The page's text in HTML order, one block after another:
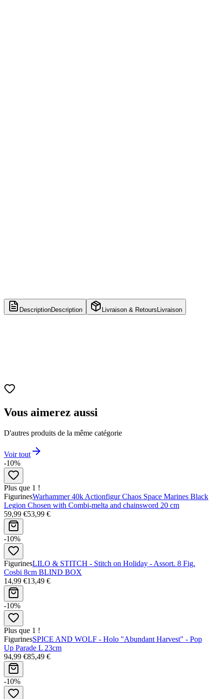
DescriptionDescription Livraison & Retours Livraison
Vous aimerez aussi
D'autres produits de la même catégorie
Voir tout
-10%
Plus que 1 !
FigurinesWarhammer 40k Actionfigur Chaos Space Marines Black
Legion Chosen with Combi-melta and chainsword 20 cm
59,99 €53,99 €
-10%
FigurinesLILO & STITCH - Stitch on Holiday - Assort. 8 Fig.
Cosbi 8cm BLIND BOX
14,99 €13,49 €
-10%
Plus que 1 !
FigurinesSPICE AND WOLF - Holo "Abundant Harvest" - Pop
Up Parade L 23cm
94,99 €85,49 €
-10%